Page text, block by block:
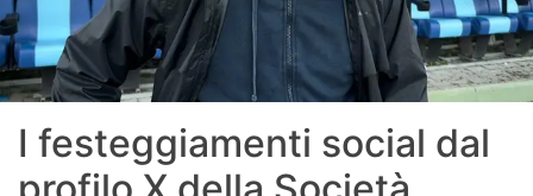
I festeggiamenti social dal